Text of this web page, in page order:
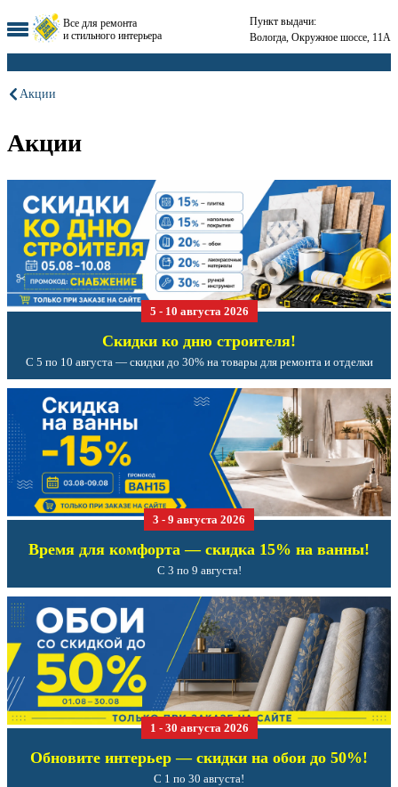
Все для ремонта
и стильного интерьера
Пункт выдачи:
Вологда, Окружное шоссе, 11А
Акции
Акции
5 - 10 августа 2026
Скидки ко дню строителя!
С 5 по 10 августа — скидки до 30% на товары для ремонта и отделки
3 - 9 августа 2026
Время для комфорта — скидка 15% на ванны!
С 3 по 9 августа!
1 - 30 августа 2026
Обновите интерьер — скидки на обои до 50%!
С 1 по 30 августа!